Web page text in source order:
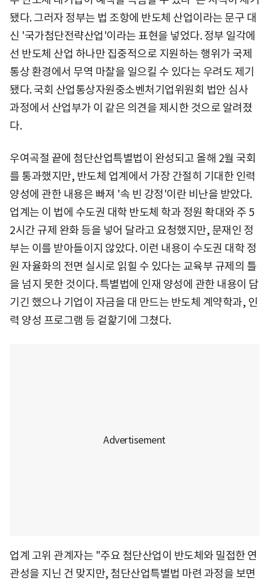
됐다. 그러자 정부는 법 조항에 반도체 산업이라는 문구 대
신 '국가첨단전략산업'이라는 표현을 넣었다. 정부 일각에
선 반도체 산업 하나만 집중적으로 지원하는 행위가 국제
통상 환경에서 무역 마찰을 일으킬 수 있다는 우려도 제기
됐다. 국회 산업통상자원중소벤처기업위원회 법안 심사
과정에서 산업부가 이 같은 의견을 제시한 것으로 알려졌
다.
우여곡절 끝에 첨단산업특별법이 완성되고 올해 2월 국회
를 통과했지만, 반도체 업계에서 가장 간절히 기대한 인력
양성에 관한 내용은 빠져 '속 빈 강정'이란 비난을 받았다.
업계는 이 법에 수도권 대학 반도체 학과 정원 확대와 주 5
2시간 규제 완화 등을 넣어 달라고 요청했지만, 문재인 정
부는 이를 받아들이지 않았다. 이런 내용이 수도권 대학 정
원 자율화의 전면 실시로 읽힐 수 있다는 교육부 규제의 틀
을 넘지 못한 것이다. 특별법에 인재 양성에 관한 내용이 담
기긴 했으나 기업이 자금을 대 만드는 반도체 계약학과, 인
력 양성 프로그램 등 겉핥기에 그쳤다.
업계 고위 관계자는 "주요 첨단산업이 반도체와 밀접한 연
관성을 지닌 건 맞지만, 첨단산업특별법 마련 과정을 보면